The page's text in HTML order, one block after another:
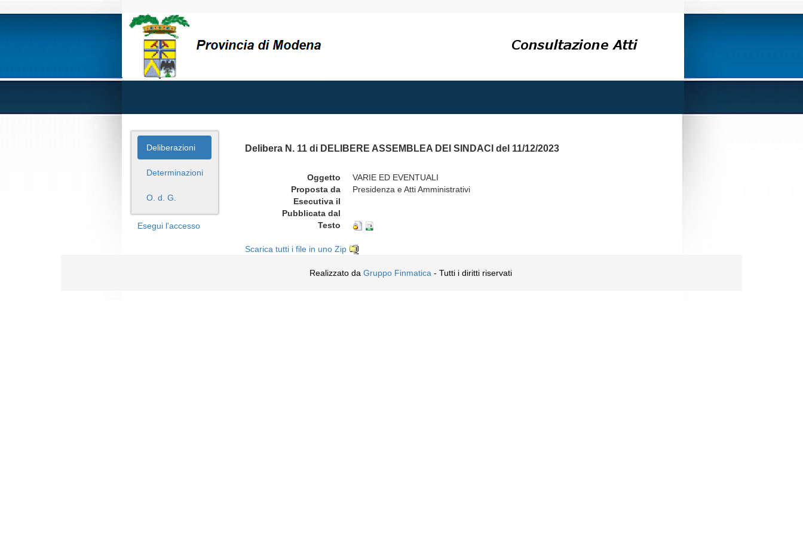
Deliberazioni
Determinazioni
O. d. G.
Esegui l'accesso
Delibera N. 11 di DELIBERE ASSEMBLEA DEI SINDACI del 11/12/2023
Oggetto
VARIE ED EVENTUALI
Proposta da
Presidenza e Atti Amministrativi
Esecutiva il
Pubblicata dal
Testo
Scarica tutti i file in uno Zip
Realizzato da Gruppo Finmatica - Tutti i diritti riservati